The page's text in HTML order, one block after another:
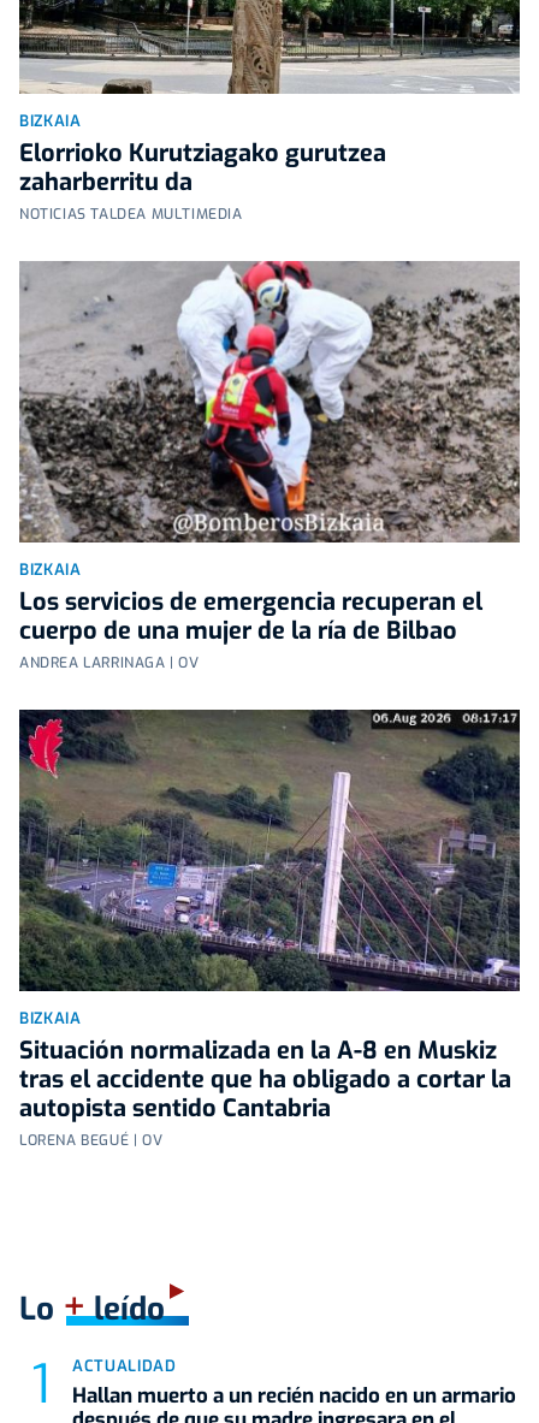
BIZKAIA
Elorrioko Kurutziagako gurutzea
zaharberritu da
NOTICIAS TALDEA MULTIMEDIA
BIZKAIA
Los servicios de emergencia recuperan el
cuerpo de una mujer de la ría de Bilbao
ANDREA LARRINAGA | OV
BIZKAIA
Situación normalizada en la A-8 en Muskiz
tras el accidente que ha obligado a cortar la
autopista sentido Cantabria
LORENA BEGUÉ | OV
Lo +leído
ACTUALIDAD
Hallan muerto a un recién nacido en un armario